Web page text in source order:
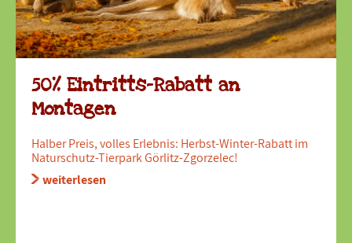
50% Eintritts-Rabatt an
Montagen
Halber Preis, volles Erlebnis: Herbst-Winter-Rabatt im
Naturschutz-Tierpark Görlitz-Zgorzelec!
weiterlesen